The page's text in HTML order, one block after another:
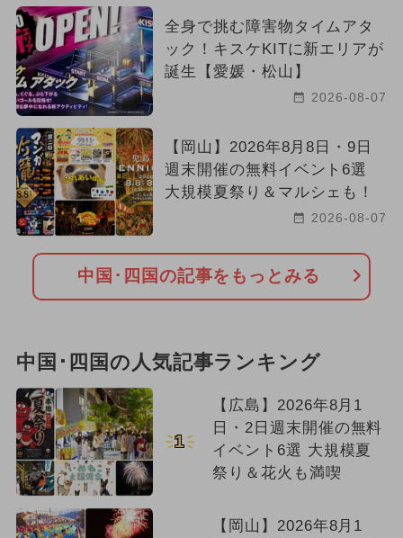
イルミネーション
グルメフェス 夏休み（涼しい）
職業体験 2024年3月のイベント
クリスマス
アート 2026年4月のイベント
絶景 ワークショップ
全身で挑む障害物タイムアタ
ック！キスケKITに新エリアが
誕生【愛媛・松山】
2026-08-07
【岡山】2026年8月8日・9日
週末開催の無料イベント6選
大規模夏祭り＆マルシェも！
2026-08-07
中国･四国の記事をもっとみる
中国･四国の人気記事ランキング
1
【広島】2026年8月1
日・2日週末開催の無料
イベント6選 大規模夏
祭り＆花火も満喫
【岡山】2026年8月1